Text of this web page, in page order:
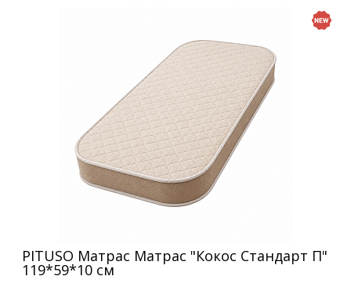
PITUSO Матрас Матрас "Кокос Стандарт П"
119*59*10 см